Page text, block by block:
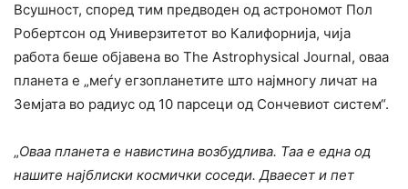
Всушност, според тим предводен од астрономот Пол
Робертсон од Универзитетот во Калифорнија, чија
работа беше објавена во The Astrophysical Journal, оваа
планета е „меѓу егзопланетите што најмногу личат на
Земјата во радиус од 10 парсеци од Сончевиот систем“.
„Оваа планета е навистина возбудлива. Таа е една од
нашите најблиски космички соседи. Дваесет и пет